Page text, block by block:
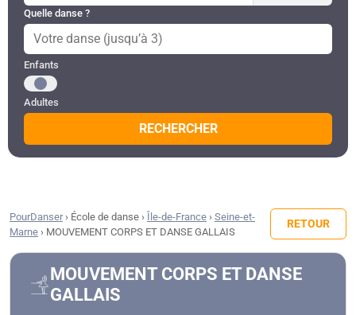
Quelle danse ?
Public recherché
Enfants
Adultes
RECHERCHER
PourDanser› École de danse › Île-de-France › Seine-et-
Marne › MOUVEMENT CORPS ET DANSE GALLAIS
RETOUR
MOUVEMENT CORPS ET DANSE
GALLAIS